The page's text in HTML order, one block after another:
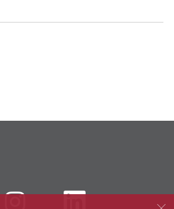
instagramLinkedIn